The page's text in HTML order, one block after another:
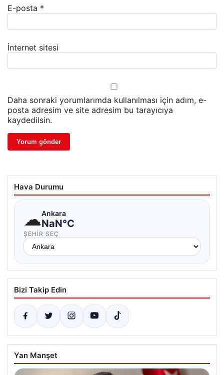
E-posta *
İnternet sitesi
Daha sonraki yorumlarımda kullanılması için adım, e-
posta adresim ve site adresim bu tarayıcıya
kaydedilsin.
Hava Durumu
☁Ankara
NaN°C
ŞEHIR SEÇ
Bizi Takip Edin
Yan Manşet